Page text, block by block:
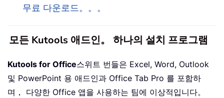
무료 다운로드。。。
모든 Kutools 애드인。 하나의 설치 프로그램
Kutools for Office스위트 번들은 Excel, Word, Outlook
및 PowerPoint 용 애드인과 Office Tab Pro 를 포함하
며， 다양한 Office 앱을 사용하는 팀에 이상적입니다。